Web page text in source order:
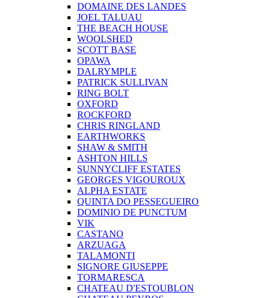
DOMAINE DES LANDES
JOEL TALUAU
THE BEACH HOUSE
WOOLSHED
SCOTT BASE
OPAWA
DALRYMPLE
PATRICK SULLIVAN
RING BOLT
OXFORD
ROCKFORD
CHRIS RINGLAND
EARTHWORKS
SHAW & SMITH
ASHTON HILLS
SUNNYCLIFF ESTATES
GEORGES VIGOUROUX
ALPHA ESTATE
QUINTA DO PESSEGUEIRO
DOMINIO DE PUNCTUM
VIK
CASTANO
ARZUAGA
TALAMONTI
SIGNORE GIUSEPPE
TORMARESCA
CHATEAU D'ESTOUBLON